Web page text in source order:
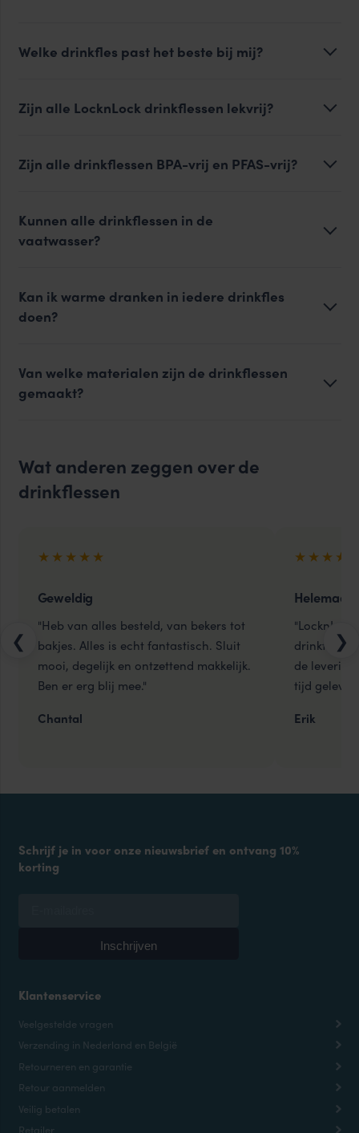
Welke drinkfles past het beste bij mij?
Zijn alle LocknLock drinkflessen lekvrij?
Zijn alle drinkflessen BPA-vrij en PFAS-vrij?
Kunnen alle drinkflessen in de
vaatwasser?
Kan ik warme dranken in iedere drinkfles
doen?
Van welke materialen zijn de drinkflessen
gemaakt?
Wat anderen zeggen over de
drinkflessen
❮ ❯
★★★★★
Geweldig
"Heb van alles besteld, van bekers tot
bakjes. Alles is echt fantastisch. Sluit
mooi, degelijk en ontzettend makkelijk.
Ben er erg blij mee."
Chantal
Helemaal
de
tijd
Erik
Klantenservice
Veelgestelde vragen
Verzending in Nederland en België
Retourneren en garantie
Retour aanmelden
Veilig betalen
Retailer
Schrijf je in voor onze nieuwsbrief en ontvang 10%
korting